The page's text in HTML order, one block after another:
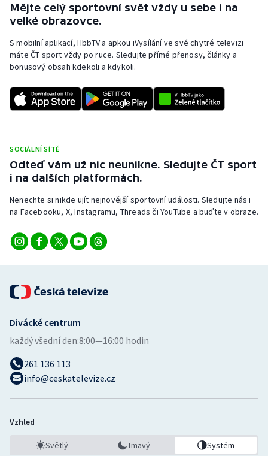
Mějte celý sportovní svět vždy u sebe i na
velké obrazovce.
S mobilní aplikací, HbbTV a apkou iVysílání ve své chytré televizi
máte ČT sport vždy po ruce. Sledujte přímé přenosy, články a
bonusový obsah kdekoli a kdykoli.
SOCIÁLNÍ SÍTĚ
Odteď vám už nic neunikne. Sledujte ČT sport
i na dalších platformách.
Nenechte si nikde ujít nejnovější sportovní události. Sledujte nás i
na Facebooku, X, Instagramu, Threads či YouTube a buďte v obraze.
Divácké centrum
každý všední den:8:00—16:00 hodin
261 136 113
info@ceskatelevize.cz
Vzhled
Světlý Tmavý Systém